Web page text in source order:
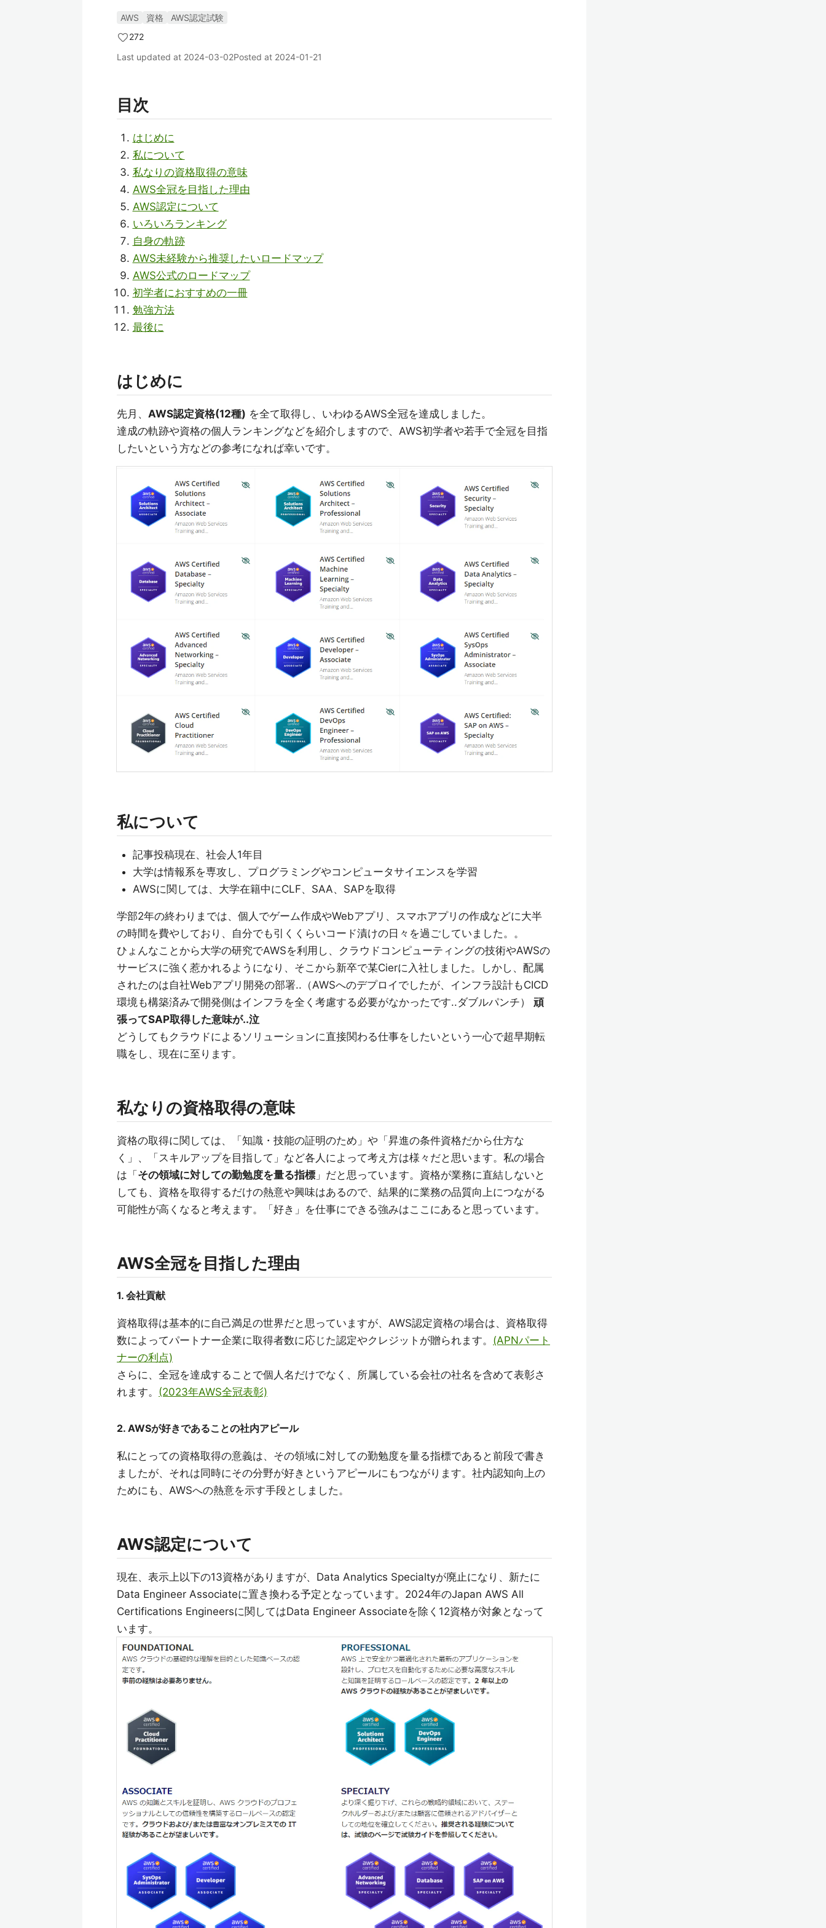
AWS 資格
AWS認定試験
272
Last updated at 2024-03-02Posted at 2024-01-21
目次
はじめに
私について
私なりの資格取得の意味
AWS全冠を目指した理由
AWS認定について
いろいろランキング
自身の軌跡
AWS未経験から推奨したいロードマップ
AWS公式のロードマップ
初学者におすすめの一冊
勉強方法
最後に
はじめに
先月、 AWS認定資格(12種) を全て取得し、いわゆるAWS全冠を達成しました。
達成の軌跡や資格の個人ランキングなどを紹介しますので、AWS初学者や若手で全冠を目指
したいという方などの参考になれば幸いです。
私について
記事投稿現在、社会人1年目
大学は情報系を専攻し、プログラミングやコンピュータサイエンスを学習
AWSに関しては、大学在籍中にCLF、SAA、SAPを取得
学部2年の終わりまでは、個人でゲーム作成やWebアプリ、スマホアプリの作成などに大半
の時間を費やしており、自分でも引くくらいコード漬けの日々を過ごしていました。。
ひょんなことから大学の研究でAWSを利用し、クラウドコンピューティングの技術やAWSの
サービスに強く惹かれるようになり、そこから新卒で某Cierに入社しました。しかし、配属
されたのは自社Webアプリ開発の部署..（AWSへのデプロイでしたが、インフラ設計もCICD
環境も構築済みで開発側はインフラを全く考慮する必要がなかったです..ダブルパンチ） 頑
張ってSAP取得した意味が..泣
どうしてもクラウドによるソリューションに直接関わる仕事をしたいという一心で超早期転
職をし、現在に至ります。
私なりの資格取得の意味
資格の取得に関しては、「知識・技能の証明のため」や「昇進の条件資格だから仕方な
く」、「スキルアップを目指して」など各人によって考え方は様々だと思います。私の場合
は「 その領域に対しての勤勉度を量る指標 」だと思っています。資格が業務に直結しないと
しても、資格を取得するだけの熱意や興味はあるので、結果的に業務の品質向上につながる
可能性が高くなると考えます。「好き」を仕事にできる強みはここにあると思っています。
AWS全冠を目指した理由
1. 会社貢献
資格取得は基本的に自己満足の世界だと思っていますが、AWS認定資格の場合は、資格取得
数によってパートナー企業に取得者数に応じた認定やクレジットが贈られます。 (APNパート
ナーの利点)
さらに、全冠を達成することで個人名だけでなく、所属している会社の社名を含めて表彰さ
れます。 (2023年AWS全冠表彰)
2. AWSが好きであることの社内アピール
私にとっての資格取得の意義は、その領域に対しての勤勉度を量る指標であると前段で書き
ましたが、それは同時にその分野が好きというアピールにもつながります。社内認知向上の
ためにも、AWSへの熱意を示す手段としました。
AWS認定について
現在、表示上以下の13資格がありますが、Data Analytics Specialtyが廃止になり、新たに
Data Engineer Associateに置き換わる予定となっています。2024年のJapan AWS All
Certifications Engineersに関してはData Engineer Associateを除く12資格が対象となって
います。